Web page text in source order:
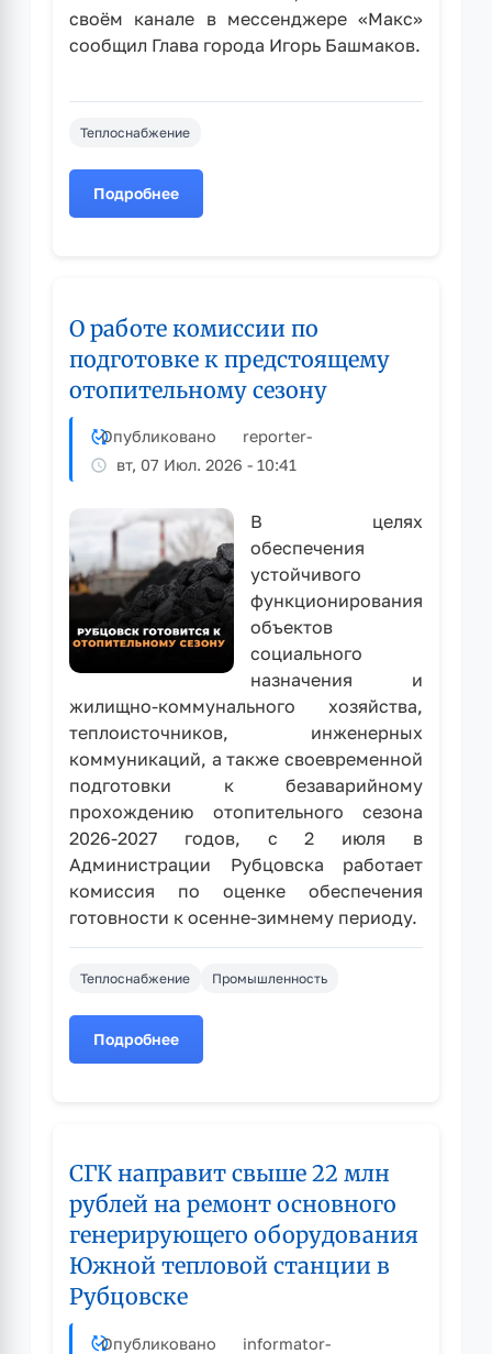
своём канале в мессенджере «Макс»
сообщил Глава города Игорь Башмаков.
Теплоснабжение
Подробнее
о
отопительному
сезону
О работе комиссии по
подготовке к предстоящему
отопительному сезону
Опубликовано reporter-
вт, 07 Июл. 2026 - 10:41
В целях
обеспечения
устойчивого
функционирования
объектов
социального
назначения и
жилищно-коммунального хозяйства,
теплоисточников, инженерных
коммуникаций, а также своевременной
подготовки к безаварийному
прохождению отопительного сезона
2026-2027 годов, с 2 июля в
Администрации Рубцовска работает
комиссия по оценке обеспечения
готовности к осенне-зимнему периоду.
Теплоснабжение Промышленность
Подробнее
о
подготовке
к
предстоящему
отопительному
сезону
СГК направит свыше 22 млн
рублей на ремонт основного
генерирующего оборудования
Южной тепловой станции в
Рубцовске
Опубликовано informator-